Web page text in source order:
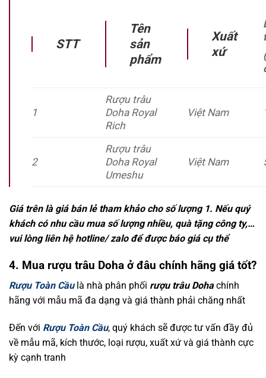
STT
Tên
sản
phẩm
Xuất
xứ
1
Rượu trâu
Doha Royal
Rich
Việt Nam
2
Rượu trâu
Doha Royal
Umeshu
Việt Nam
Giá trên là giá bán lẻ tham khảo cho số lượng 1. Nếu quý
khách có nhu cầu mua số lượng nhiều, quà tặng công ty,…
vui lòng liên hệ hotline/ zalo để được báo giá cụ thể
4. Mua rượu trâu Doha ở đâu chính hãng giá tốt?
Rượu Toàn Cầulà nhà phân phối rượu trâu Dohachính
hãng với mẫu mã đa dạng và giá thành phải chăng nhất
Đến với Rượu Toàn Cầu, quý khách sẽ được tư vấn đầy đủ
về mẫu mã, kích thước, loại rượu, xuất xứ và giá thành cực
kỳ cạnh tranh